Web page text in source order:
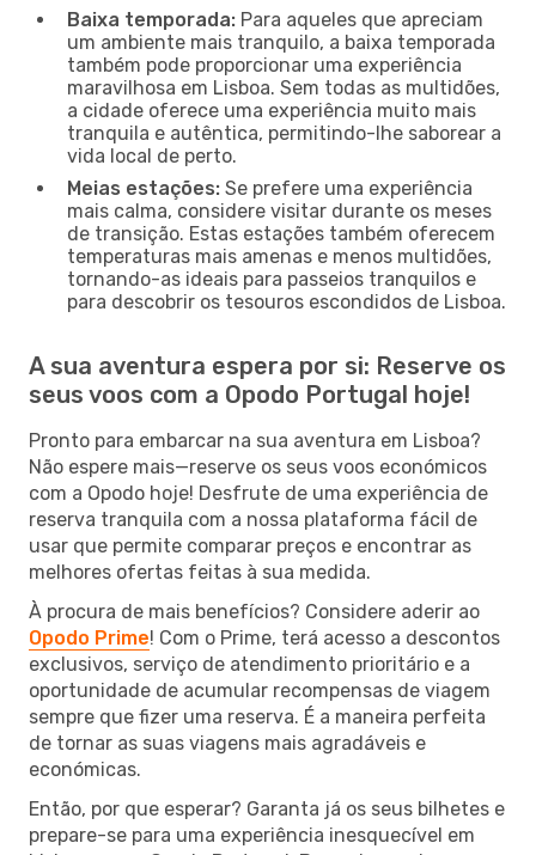
Baixa temporada: Para aqueles que apreciam
um ambiente mais tranquilo, a baixa temporada
também pode proporcionar uma experiência
maravilhosa em Lisboa. Sem todas as multidões,
a cidade oferece uma experiência muito mais
tranquila e autêntica, permitindo-lhe saborear a
vida local de perto.
Meias estações: Se prefere uma experiência
mais calma, considere visitar durante os meses
de transição. Estas estações também oferecem
temperaturas mais amenas e menos multidões,
tornando-as ideais para passeios tranquilos e
para descobrir os tesouros escondidos de Lisboa.
A sua aventura espera por si: Reserve os
seus voos com a Opodo Portugal hoje!
Pronto para embarcar na sua aventura em Lisboa?
Não espere mais—reserve os seus voos económicos
com a Opodo hoje! Desfrute de uma experiência de
reserva tranquila com a nossa plataforma fácil de
usar que permite comparar preços e encontrar as
melhores ofertas feitas à sua medida.
À procura de mais benefícios? Considere aderir ao
Opodo Prime! Com o Prime, terá acesso a descontos
exclusivos, serviço de atendimento prioritário e a
oportunidade de acumular recompensas de viagem
sempre que fizer uma reserva. É a maneira perfeita
de tornar as suas viagens mais agradáveis e
económicas.
Então, por que esperar? Garanta já os seus bilhetes e
prepare-se para uma experiência inesquecível em